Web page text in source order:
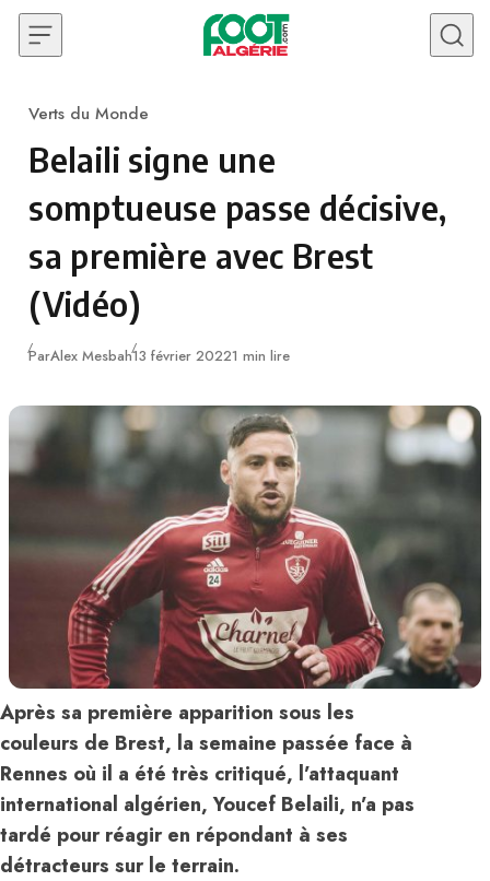
Skip to content
Category
Verts du Monde
Belaili signe une
somptueuse passe décisive,
sa première avec Brest
(Vidéo)
ParAlex MesbahPublié
13 février 20221 min lire
Après sa première apparition sous les
couleurs de Brest, la semaine passée face à
Rennes où il a été très critiqué, l’attaquant
international algérien, Youcef Belaili, n’a pas
tardé pour réagir en répondant à ses
détracteurs sur le terrain.